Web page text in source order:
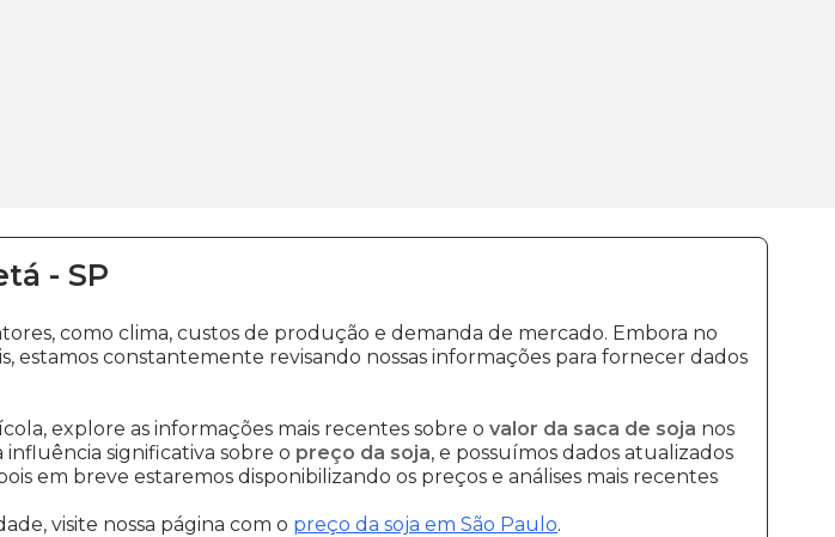
- SP
como clima, custos de produção e demanda de mercado. Embora no
estamos constantemente revisando nossas informações para fornecer dados
explore as informações mais recentes sobre o valor da saca de soja nos
influência significativa sobre o preço da soja, e possuímos dados atualizados
em breve estaremos disponibilizando os preços e análises mais recentes
visite nossa página com o preço da soja em São Paulo.